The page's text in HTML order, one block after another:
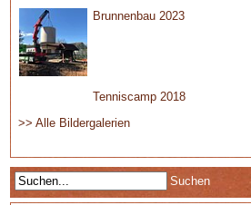
Brunnenbau 2023
Tenniscamp 2018
>> Alle Bildergalerien